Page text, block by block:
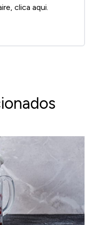
clica aqui